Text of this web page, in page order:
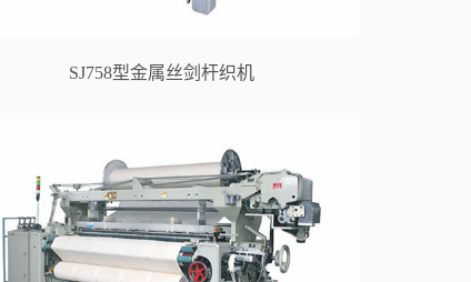
SJ758型金属丝剑杆织机